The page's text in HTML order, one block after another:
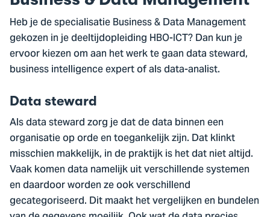
Heb je de specialisatie Business & Data Management
gekozen in je deeltijdopleiding HBO-ICT? Dan kun je
ervoor kiezen om aan het werk te gaan data steward,
business intelligence expert of als data-analist.
Data steward
Als data steward zorg je dat de data binnen een
organisatie op orde en toegankelijk zijn. Dat klinkt
misschien makkelijk, in de praktijk is het dat niet altijd.
Vaak komen data namelijk uit verschillende systemen
en daardoor worden ze ook verschillend
gecategoriseerd. Dit maakt het vergelijken en bundelen